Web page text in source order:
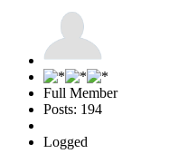
Full Member
Posts: 194
Logged